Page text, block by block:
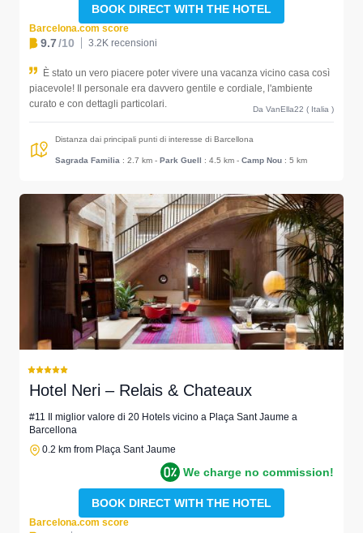
BOOK DIRECT WITH THE HOTEL
Barcelona.com score
9.7/10 3.2K recensioni
È stato un vero piacere poter vivere una vacanza vicino casa così
piacevole! Il personale era davvero gentile e cordiale, l'ambiente
curato e con dettagli particolari.
Da VanElla22 ( Italia )
Distanza dai principali punti di interesse di Barcellona
Sagrada Familia : 2.7 km - Park Guell : 4.5 km - Camp Nou : 5 km
Hotel Neri – Relais & Chateaux
#11 Il miglior valore di 20 Hotels vicino a Plaça Sant Jaume a
Barcellona
0.2 km from Plaça Sant Jaume
We charge no commission!
BOOK DIRECT WITH THE HOTEL
Barcelona.com score